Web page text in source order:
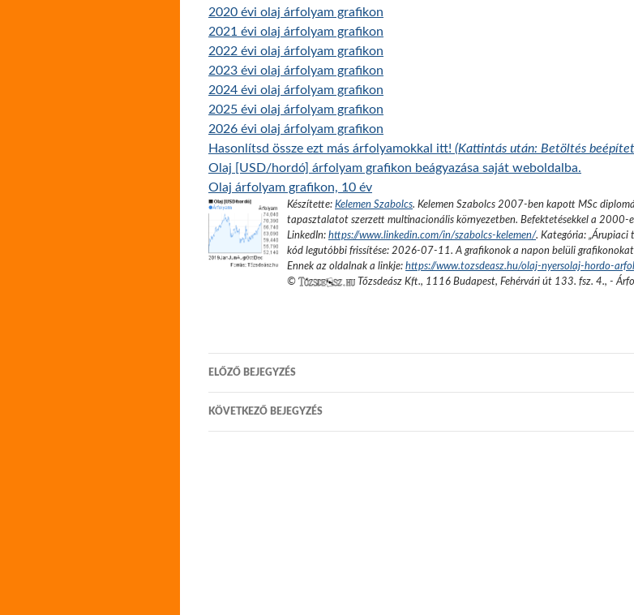
2020 évi olaj árfolyam grafikon
2021 évi olaj árfolyam grafikon
2022 évi olaj árfolyam grafikon
2023 évi olaj árfolyam grafikon
2024 évi olaj árfolyam grafikon
2025 évi olaj árfolyam grafikon
2026 évi olaj árfolyam grafikon
Hasonlítsd össze ezt más árfolyamokkal itt! (Kattintás után: Betöltés
Olaj [USD/hordó] árfolyam grafikon beágyazása saját weboldalba.
Olaj árfolyam grafikon, 10 év
Készítette: Kelemen Szabolcs. Kelemen Szabolcs 2007-ben kapott MSc
tapasztalatot szerzett multinacionális környezetben. Befektetésekkel a 2000-
LinkedIn: https://www.linkedin.com/in/szabolcs-kelemen/. Kategória: „Árupiaci
kód legutóbbi frissítése: 2026-07-11. A grafikonok a napon belüli
Ennek az oldalnak a linkje: https://www.tozsdeasz.hu/olaj-nyersolaj-hordo-
©
Tőzsdeász Kft., 1116 Budapest, Fehérvári út 133. fsz. 4., -
Bejegyzés
navigáció
ELŐZŐ BEJEGYZÉS
KÖVETKEZŐ BEJEGYZÉS